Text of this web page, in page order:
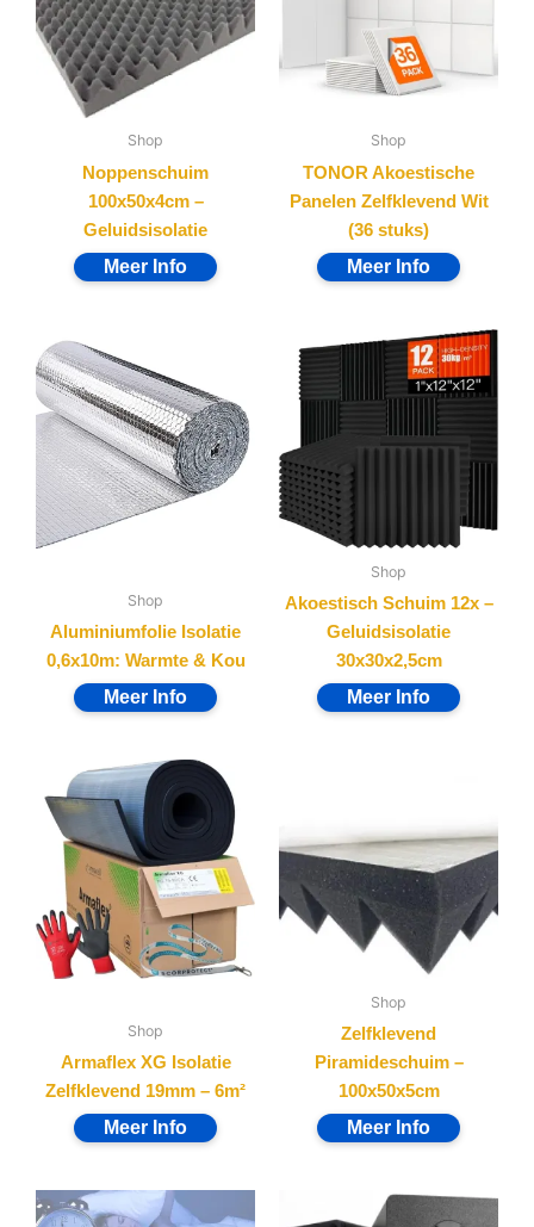
Shop
Noppenschuim
100x50x4cm –
Geluidsisolatie
Shop
TONOR Akoestische
Panelen Zelfklevend Wit
(36 stuks)
Shop
Aluminiumfolie Isolatie
0,6x10m: Warmte & Kou
Shop
Akoestisch Schuim 12x –
Geluidsisolatie
30x30x2,5cm
Shop
Armaflex XG Isolatie
Zelfklevend 19mm – 6m²
Shop
Zelfklevend
Piramideschuim –
100x50x5cm